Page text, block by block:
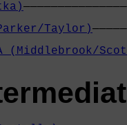
Taylor)
(Middlebrook/